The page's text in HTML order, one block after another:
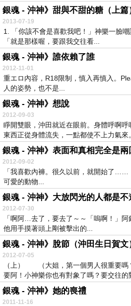
銀魂 - 沖神》甜與不甜的糖（上篇
2013-07-19
1. 「你該不會是喜歡我吧！」神樂一臉嘲
「就是那樣喔，要跟我交往看...
銀魂 - 沖神》誰依賴了誰
2012-11-01
重エロ內容，R18限制，慎入再慎入。
人的姿勢，也不是...
銀魂 - 沖神》想說
2012-09-03
睜開雙眼，沖田就近在眼前。身體呼啊
東西正從身體流失，一點都使不上力氣來
銀魂 - 沖神》表面和真相完全是兩
2012-09-02
「我喜歡內褲。很久以前，就開始了……
可愛的動物...
銀魂 - 沖神》大放閃光的人都是不
2012-07-30
「啊阿…去了，要去了～～「嗚啊！」阿
他用手摸著頭上剛被擊出的...
銀魂 - 沖神》脫節（沖田生日賀文
2012-07-05
（上） （大姐，第一個男人很重要
要阿！小神樂你也有對象了嗎？要交往的
銀魂 - 沖神》她的喪禮
2011-11-16